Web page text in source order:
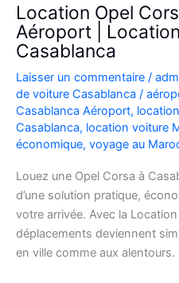
Location Opel
Aéroport |
Casablanca
Laisser un commentaire /
de voiture Casablanca /
Casablanca Aéroport,
Casablanca, location voiture
économique, voyage au
Louez une Opel Corsa à
d’une solution pratique,
votre arrivée. Avec la
déplacements deviennent
en ville comme aux alentours.